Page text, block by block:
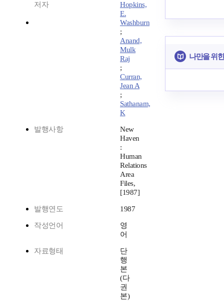
저자
Hopkins,
E.
Washburn
;
Anand,
Mulk
Raj
;
Curran,
Jean A
;
Sathanam,
K
발행사항
New
Haven
:
Human
Relations
Area
Files,
[1987]
발행연도 1987
작성언어
영
어
자료형태
단
행
본
(다
권
본)
나만을 위